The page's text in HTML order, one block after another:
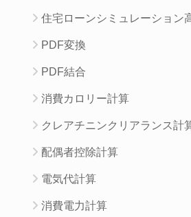
住宅ローンシミュレーション
PDF変換
PDF結合
消費カロリー計算
クレアチニンクリアランス計
配偶者控除計算
電気代計算
消費電力計算